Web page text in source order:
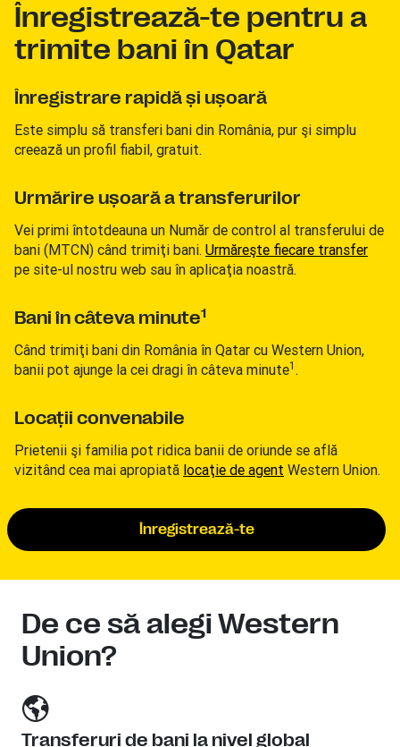
Înregistrează-te pentru a
trimite bani în Qatar
Înregistrare rapidă şi uşoară
Este simplu să transferi bani din România, pur şi simplu
creează un profil fiabil, gratuit.
Urmărire uşoară a transferurilor
Vei primi întotdeauna un Număr de control al transferului de
bani (MTCN) când trimiţi bani. Urmăreşte fiecare transfer
pe site-ul nostru web sau în aplicaţia noastră.
Bani în câteva minute1
Când trimiţi bani din România în Qatar cu Western Union,
banii pot ajunge la cei dragi în câteva minute1 .
Locaţii convenabile
Prietenii şi familia pot ridica banii de oriunde se află
vizitând cea mai apropiată locaţie de agent Western Union.
Înregistrează-te
De ce să alegi Western
Union?
Transferuri de bani la nivel global